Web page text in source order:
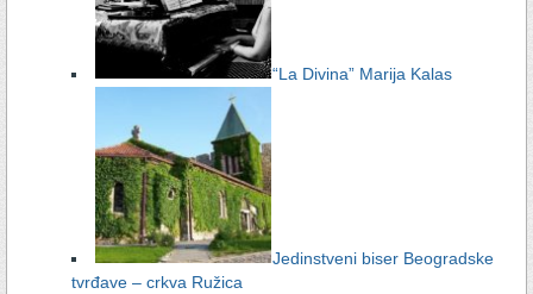
“La Divina” Marija Kalas
Jedinstveni biser Beogradske
tvrđave – crkva Ružica